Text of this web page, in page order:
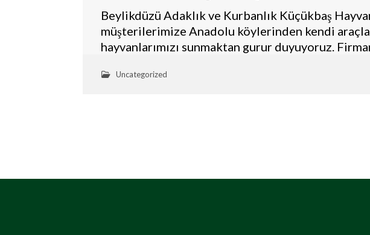
Beylikdüzü Adaklık ve Kurbanlık Küçükbaş
müşterilerimize Anadolu köylerinden kendi
hayvanlarımızı sunmaktan gurur duyuyoruz.
Uncategorized